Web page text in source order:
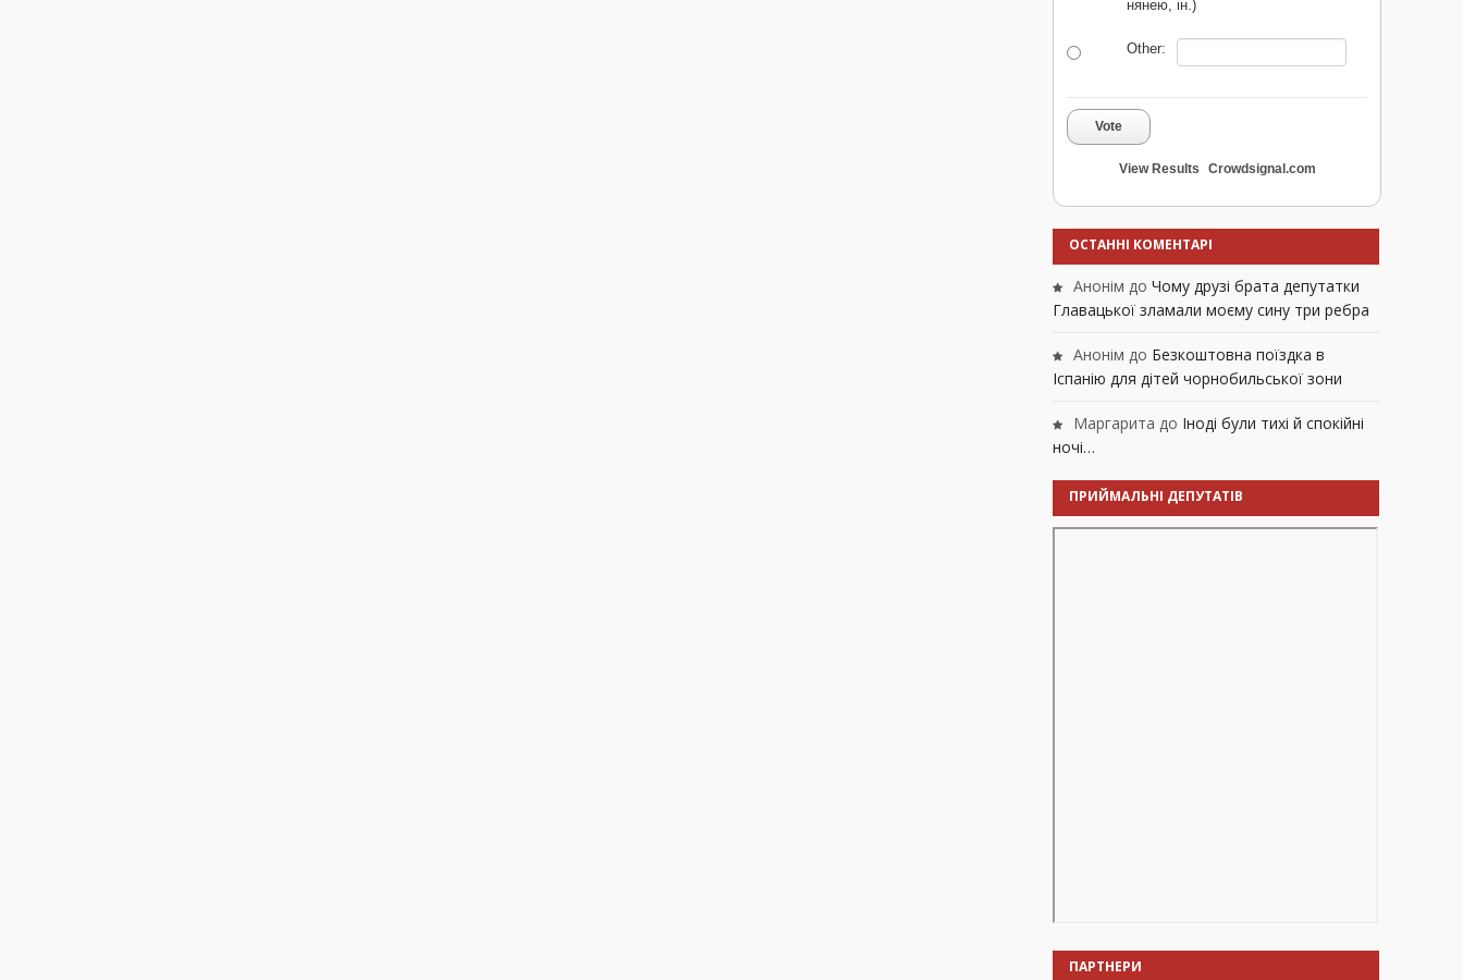
нянею, ін.)
Other:
Vote
View Results Crowdsignal.com
ОСТАННІ КОМЕНТАРІ
Анонім до Чому друзі брата депутатки
Главацької зламали моєму сину три ребра
Анонім до Безкоштовна поїздка в
Іспанію для дітей чорнобильської зони
Маргарита до Іноді були тихі й спокійні
ночі…
ПРИЙМАЛЬНІ ДЕПУТАТІВ
ПАРТНЕРИ